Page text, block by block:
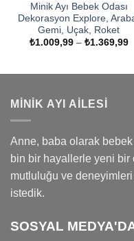
Minik Ayı Bebek Odası
Dekorasyon Explore,
Gemi, Uçak, Roket
₺1.009,99 – ₺1.369,99
MINIK AYI AILESI
Anne, baba olarak
bin bir hayallerle yeni bir
mutluluğu ve
istedik.
SOSYAL